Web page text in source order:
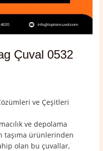
Çuval 0532
ve Çeşitleri
ve depolama
taşıma ürünlerinden
olan bu çuvallar,